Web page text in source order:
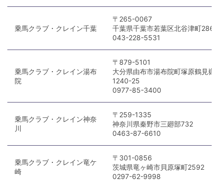
乗馬クラブ・クレイン千葉
〒265-0067
千葉県千葉市若葉区北谷津町286
043-228-5531
乗馬クラブ・クレイン湯布
院
〒879-5101
大分県由布市湯布院町塚原鶴見嶽
1240-25
0977-85-3400
乗馬クラブ・クレイン神奈
川
〒259-1335
神奈川県秦野市三廻部732
0463-87-6610
乗馬クラブ・クレイン竜ケ
崎
〒301-0856
茨城県竜ヶ崎市貝原塚町2592
0297-62-9998